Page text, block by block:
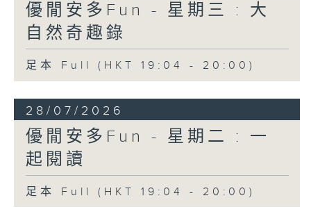
優閒安多Fun - 星期三 : 大
自然奇趣錄
足本 Full (HKT 19:04 - 20:00)
28/07/2026
優閒安多Fun - 星期二 : 一
起閱讀
足本 Full (HKT 19:04 - 20:00)